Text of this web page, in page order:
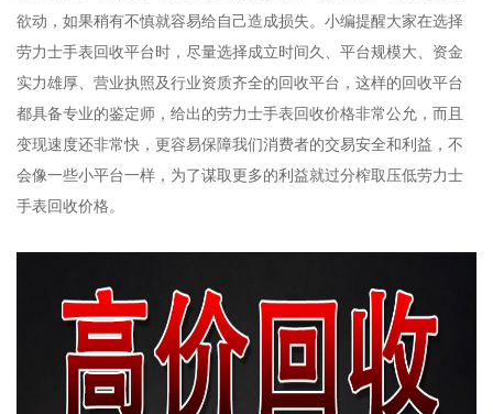
欲动，如果稍有不慎就容易给自己造成损失。小编提醒大家在选择
劳力士手表回收平台时，尽量选择成立时间久、平台规模大、资金
实力雄厚、营业执照及行业资质齐全的回收平台，这样的回收平台
都具备专业的鉴定师，给出的劳力士手表回收价格非常公允，而且
变现速度还非常快，更容易保障我们消费者的交易安全和利益，不
会像一些小平台一样，为了谋取更多的利益就过分榨取压低劳力士
手表回收价格。